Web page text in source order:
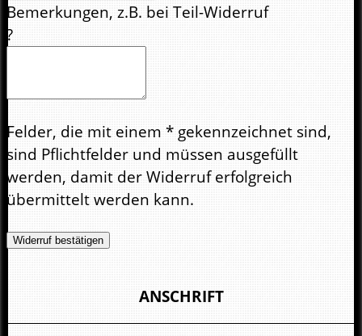
Bemerkungen, z.B. bei Teil-Widerruf
?
Felder, die mit einem * gekennzeichnet sind,
sind Pflichtfelder und müssen ausgefüllt
werden, damit der Widerruf erfolgreich
übermittelt werden kann.
Widerruf bestätigen
ANSCHRIFT